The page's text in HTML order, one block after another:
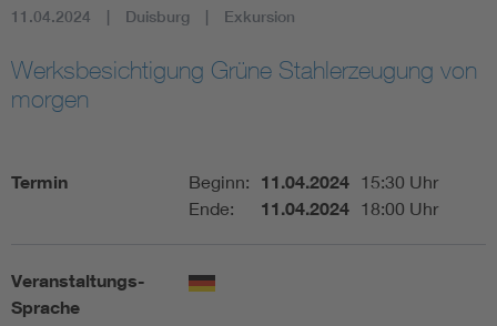
Assisted Living
Energy storage
11.04.2024 Duisburg Exkursion
Werksbesichtigung Grüne Stahlerzeugung von
morgen
Termin Beginn: 11.04.2024 15:30 Uhr
Ende:
11.04.2024 18:00 Uhr
Veranstaltungs-
Sprache